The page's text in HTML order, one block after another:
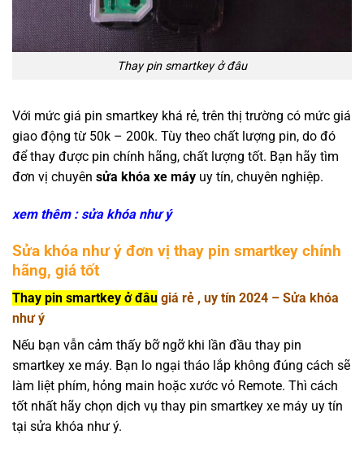
Thay pin smartkey ở đâu
Với mức giá pin smartkey khá rẻ, trên thị trường có mức giá
giao động từ 50k – 200k. Tùy theo chất lượng pin, do đó
để thay được pin chính hãng, chất lượng tốt. Bạn hãy tìm
đơn vị chuyên sửa khóa xe máy uy tín, chuyên nghiệp.
xem thêm : sửa khóa như ý
Sửa khóa như ý đơn vị thay pin smartkey chính
hãng, giá tốt
Thay pin smartkey ở đâu giá rẻ , uy tín 2024 – Sửa khóa
như ý
Nếu bạn vẫn cảm thấy bỡ ngỡ khi lần đầu thay pin
smartkey xe máy. Bạn lo ngại tháo lắp không đúng cách sẽ
làm liệt phím, hỏng main hoặc xước vỏ Remote. Thì cách
tốt nhất hãy chọn dịch vụ thay pin smartkey xe máy uy tín
tại sửa khóa như ý.